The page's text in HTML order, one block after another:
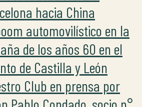
hacia China
automovilístico en la
de los años 60 en el
de Castilla y León
Club en prensa por